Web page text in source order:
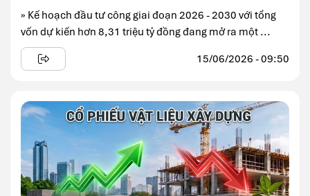
» Kế hoạch đầu tư công giai đoạn 2026 - 2030 với tổng
vốn dự kiến hơn 8,31 triệu tỷ đồng đang mở ra một ...
15/06/2026 - 09:50